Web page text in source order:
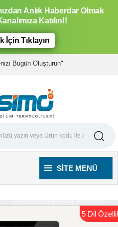
Anlık Haberdar Olmak
Katılın!!
İçin Tıklayın
Bugün Oluşturun"
SITE MENÜ
5 Dil